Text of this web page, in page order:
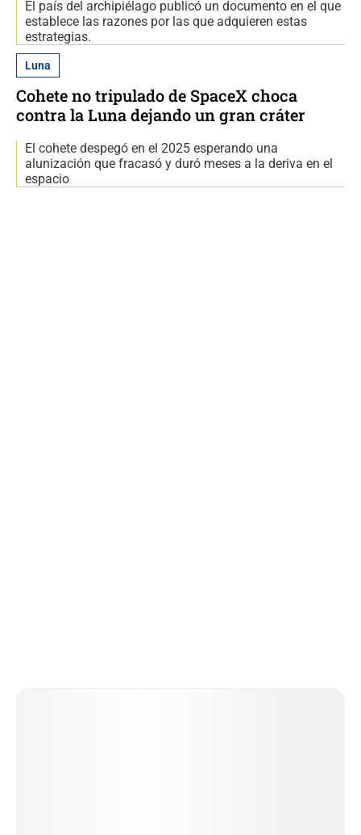
El país del archipiélago publicó un documento en el que
establece las razones por las que adquieren estas
estrategias.
Luna
Cohete no tripulado de SpaceX choca
contra la Luna dejando un gran cráter
El cohete despegó en el 2025 esperando una
alunización que fracasó y duró meses a la deriva en el
espacio